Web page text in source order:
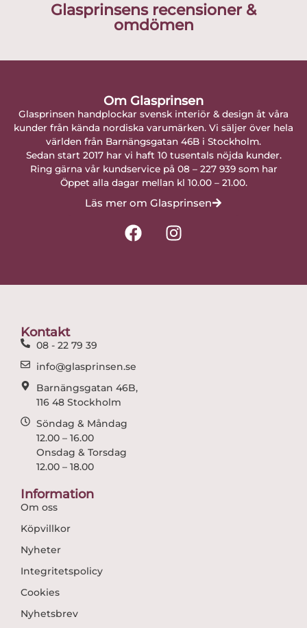
Glasprinsens recensioner &
omdömen
Om Glasprinsen
Glasprinsen handplockar svensk interiör & design åt våra
kunder från kända nordiska varumärken. Vi säljer över hela
världen från Barnängsgatan 46B i Stockholm.
Sedan start 2017 har vi haft 10 tusentals nöjda kunder.
Ring gärna vår kundservice på 08 – 227 939 som har
Öppet alla dagar mellan kl 10.00 – 21.00.
Läs mer om Glasprinsen
F
a
I
n
Kontakt
08 - 22 79 39
info@glasprinsen.se
Barnängsgatan 46B,
116 48 Stockholm
Söndag & Måndag
12.00 – 16.00
Onsdag & Torsdag
12.00 – 18.00
Information
Om oss
Köpvillkor
Nyheter
Integritetspolicy
Cookies
Nyhetsbrev